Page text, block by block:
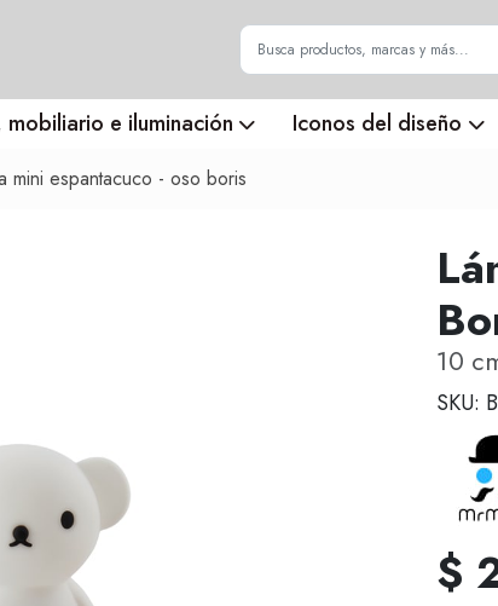
e iluminación Iconos del diseño
mini espantacuco - oso boris
10
SKU:
$